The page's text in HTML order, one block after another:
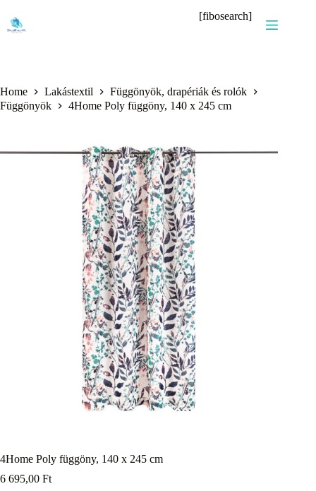
content
[fibosearch]
Home Lakástextil
Függönyök, drapériák és rolók
Függönyök
4Home Poly függöny, 140 x 245 cm
4Home Poly függöny, 140 x 245 cm
6 695,00 Ft